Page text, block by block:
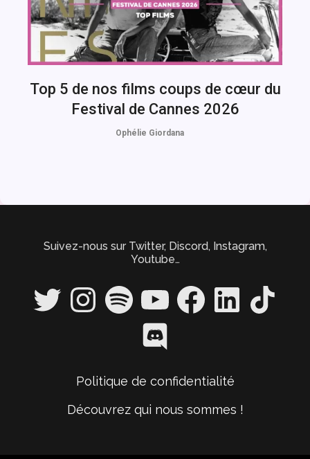
Top 5 de nos films coups de cœur du
Festival de Cannes 2026
Ophélie Giordana
Suivez-nous sur Twitter, Discord, Instagram,
Youtube…
Twitter InstagramSpotify YouTube FacebookLinkedIn TikTok
Discord
Politique de confidentialité
Découvrez qui nous sommes !